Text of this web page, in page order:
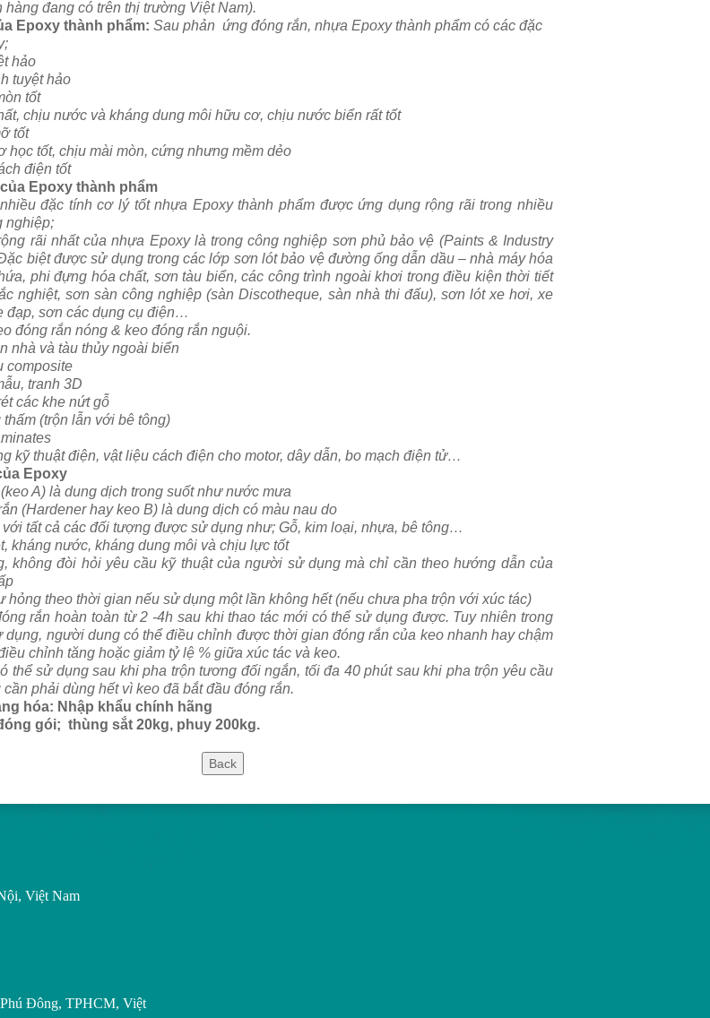
hàng đang có trên thị trường Việt Nam).
Epoxy thành phẩm: Sau phản ứng đóng rắn, nhựa Epoxy thành phẩm có các đặc
hảo
tuyệt hảo
tốt
chịu nước và kháng dung môi hữu cơ, chịu nước biển rất tốt
tốt
học tốt, chịu mài mòn, cứng nhưng mềm dẻo
điện tốt
Epoxy thành phẩm
đặc tính cơ lý tốt nhựa Epoxy thành phẩm được ứng dụng rộng rãi trong nhiều
nghiệp;
rãi nhất của nhựa Epoxy là trong công nghiệp sơn phủ bảo vệ (Paints & Industry
biệt được sử dụng trong các lớp sơn lót bảo vệ đường ống dẫn dầu – nhà máy hóa
phi đựng hóa chất, sơn tàu biển, các công trình ngoài khơi trong điều kiện thời tiết
nghiệt, sơn sàn công nghiệp (sàn Discotheque, sàn nhà thi đấu), sơn lót xe hơi, xe
đạp, sơn các dụng cụ điện…
đóng rắn nóng & keo đóng rắn nguội.
nhà và tàu thủy ngoài biển
composite
tranh 3D
các khe nứt gỗ
thấm (trộn lẫn với bê tông)
kỹ thuật điện, vật liệu cách điện cho motor, dây dẫn, bo mạch điện tử…
Epoxy
A) là dung dịch trong suốt như nước mưa
(Hardener hay keo B) là dung dịch có màu nau do
với tất cả các đối tượng được sử dụng như; Gỗ, kim loại, nhựa, bê tông…
kháng nước, kháng dung môi và chịu lực tốt
không đòi hỏi yêu cầu kỹ thuật của người sử dụng mà chỉ cần theo hướng dẫn của
hỏng theo thời gian nếu sử dụng một lần không hết (nếu chưa pha trộn với xúc tác)
rắn hoàn toàn từ 2 -4h sau khi thao tác mới có thể sử dụng được. Tuy nhiên trong
dụng, người dung có thể điều chỉnh được thời gian đóng rắn của keo nhanh hay chậm
chỉnh tăng hoặc giảm tỷ lệ % giữa xúc tác và keo.
thể sử dụng sau khi pha trộn tương đối ngắn, tối đa 40 phút sau khi pha trộn yêu cầu
phải dùng hết vì keo đã bắt đầu đóng rắn.
hóa: Nhập khẩu chính hãng
gói; thùng sắt 20kg, phuy 200kg.
Việt Nam
Đông, TPHCM, Việt